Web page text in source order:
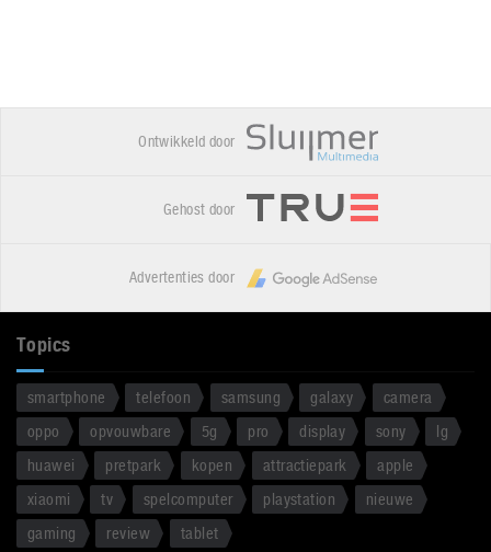
Ontwikkeld door
Gehost door
Advertenties door
Topics
smartphone telefoon samsung galaxy
camera
oppo
opvouwbare 5g pro display sony
lg
huawei
pretpark kopen attractiepark
apple
xiaomi
tv spelcomputer playstation
nieuwe
gaming
review tablet